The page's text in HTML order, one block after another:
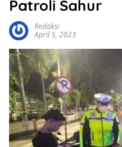
Patroli Sahur
Redaksi
April 5, 2023